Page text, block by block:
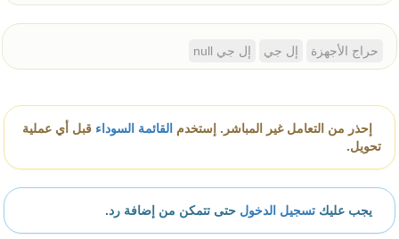
حراج الأجهزة إل جي إل جي null
إحذر من التعامل غير المباشر. إستخدم القائمة السوداء قبل أي عملية
تحويل.
يجب عليك تسجيل الدخول حتى تتمكن من إضافة رد.